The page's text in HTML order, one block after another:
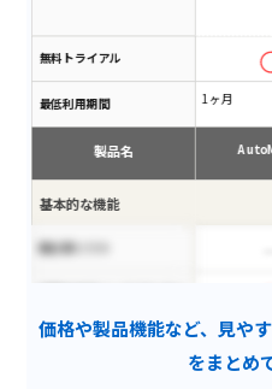
無料トライアル
最低利用期間
製品名
基本的な機能
表計算ソフト
文字データの共有
1ヶ月
価格や製品機能など、見や
をまとめ